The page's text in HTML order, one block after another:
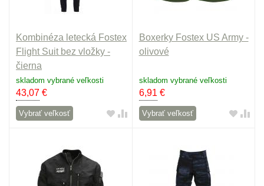
Kombinéza letecká Fostex
Flight Suit bez vložky -
čierna
skladom vybrané veľkosti
43,07 €
Vybrať veľkosť
Boxerky Fostex US Army -
olivové
skladom vybrané veľkosti
6,91 €
Vybrať veľkosť